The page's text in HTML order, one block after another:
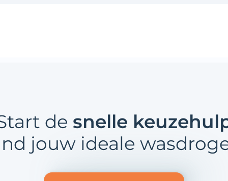
de snelle
jouw ideale